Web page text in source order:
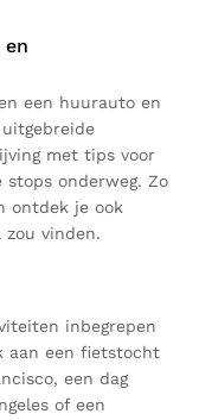
een huurauto en
met tips voor
stops onderweg. Zo
ontdek je ook
vinden.
inbegrepen
aan een fietstocht
een dag
of een